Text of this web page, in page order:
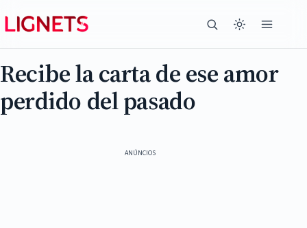
Recibe la carta de ese amor
perdido del pasado
ANÚNCIOS